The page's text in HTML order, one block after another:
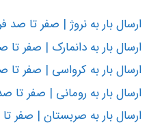
ارسال بار به نروژ | صفر تا صد
ارسال بار به دانمارک | صفر تا
ارسال بار به کرواسی | صفر تا
ارسال بار به رومانی | صفر تا
ارسال بار به صربستان | صفر